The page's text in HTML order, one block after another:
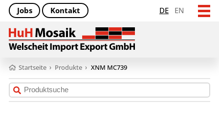
DE EN
Jobs Kontakt
Startseite › Produkte › XNM MC739